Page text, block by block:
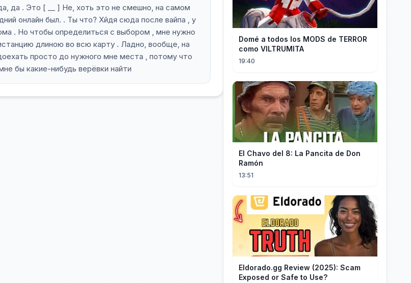
да . Это [ __ ] Не, хоть это не смешно, на самом
онлайн был. . Ты что? Хйдя сюда после вайпа , у
. Но чтобы определиться с выбором , мне нужно
длиною во всю карту . Ладно, вообще, на
просто до нужного мне места , потому что
бы какие-нибудь верёвки найти
Domé a todos los MODS de TERROR
como VILTRUMITA
19:40
El Chavo del 8: La Pancita de Don
Ramón
13:51
Eldorado.gg Review (2025): Scam
Exposed or Safe to Use?